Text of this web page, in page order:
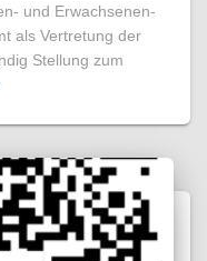
und Erwachsenen­
als Vertretung der
Stellung zum